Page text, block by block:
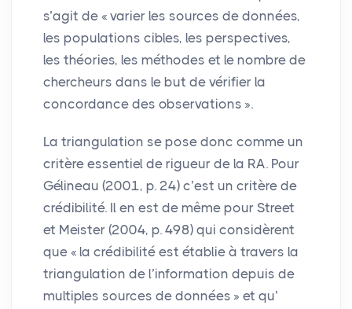
s’agit de « varier les sources de données,
les populations cibles, les perspectives,
les théories, les méthodes et le nombre de
chercheurs dans le but de vérifier la
concordance des observations ».
La triangulation se pose donc comme un
critère essentiel de rigueur de la RA. Pour
Gélineau (2001, p. 24) c’est un critère de
crédibilité. Il en est de même pour Street
et Meister (2004, p. 498) qui considèrent
que « la crédibilité est établie à travers la
triangulation de l’information depuis de
multiples sources de données » et qu’